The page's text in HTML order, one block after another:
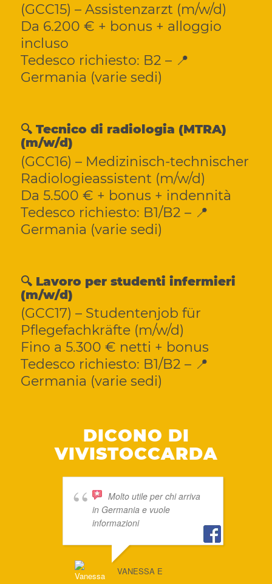
(GCC15) – Assistenzarzt (m/w/d)
Da 6.200 € + bonus + alloggio
incluso
Tedesco richiesto: B2 – 📍
Germania (varie sedi)
🔍 Tecnico di radiologia (MTRA)
(m/w/d)
(GCC16) – Medizinisch-technischer
Radiologieassistent (m/w/d)
Da 5.500 € + bonus + indennità
Tedesco richiesto: B1/B2 – 📍
Germania (varie sedi)
🔍 Lavoro per studenti infermieri
(m/w/d)
(GCC17) – Studentenjob für
Pflegefachkräfte (m/w/d)
Fino a 5.300 € netti + bonus
Tedesco richiesto: B1/B2 – 📍
Germania (varie sedi)
DICONO DI
VIVISTOCCARDA
Molto utile per chi arriva
in Germania e vuole
informazioni
VANESSA E